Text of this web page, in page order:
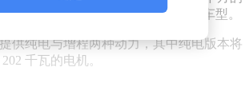
”，是一汽悦意首款“FAW”尾标的车型。
供纯电与增程两种动力，其中纯电版本将
千瓦的电机。